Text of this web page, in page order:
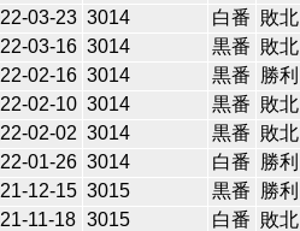
03-23 3014 白番 敗北
03-16 3014 黒番 敗北
02-16 3014 黒番 勝利
02-10 3014 黒番 敗北
02-02 3014 黒番 敗北
01-26 3014 白番 勝利
12-15 3015 黒番 勝利
11-18 3015 白番 敗北